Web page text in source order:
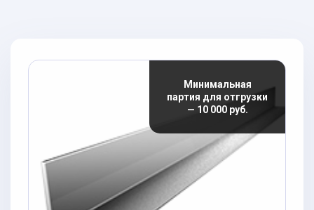
Минимальная
партия для отгрузки
— 10 000 руб.